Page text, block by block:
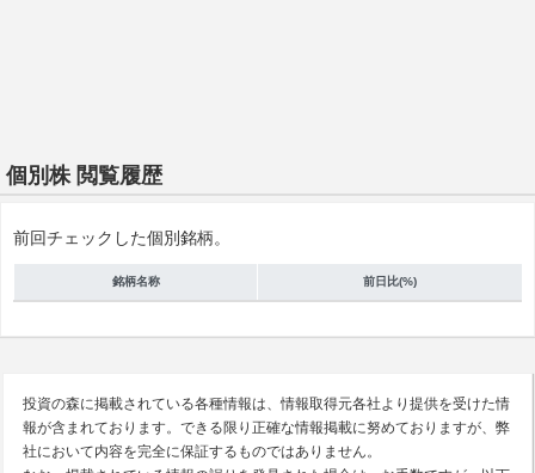
個別株 閲覧履歴
前回チェックした個別銘柄。
銘柄名称 前日比(%)
投資の森に掲載されている各種情報は、情報取得元各社より提供を受けた情
報が含まれております。できる限り正確な情報掲載に努めておりますが、弊
社において内容を完全に保証するものではありません。